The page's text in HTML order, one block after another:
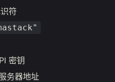
符
密钥
务器地址